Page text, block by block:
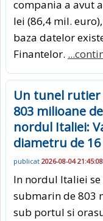
compania a avut
lei (86,4 mil.
baza datelor
Finantelor.
Un tunel rutier
803 milioane
nordul Italiei:
diametru de
publicat 2026-08-04 21:45:08
In nordul Italiei
submarin de 803
sub portul si